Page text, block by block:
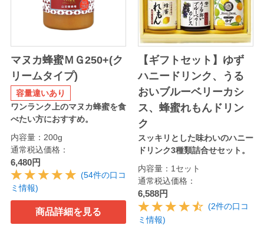
マヌカ蜂蜜ＭＧ250+(ク
リームタイプ)
容量違いあり
ワンランク上のマヌカ蜂蜜を食
べたい方におすすめ。
内容量：200g
通常税込価格：
6,480円
(54件の口コ
ミ情報)
商品詳細を見る
【ギフトセット】ゆず
ハニードリンク、うる
おいブルーベリーカシ
ス、蜂蜜れもんドリン
ク
スッキリとした味わいのハニー
ドリンク3種類詰合せセット。
内容量：1セット
通常税込価格：
6,588円
(2件の口コ
ミ情報)